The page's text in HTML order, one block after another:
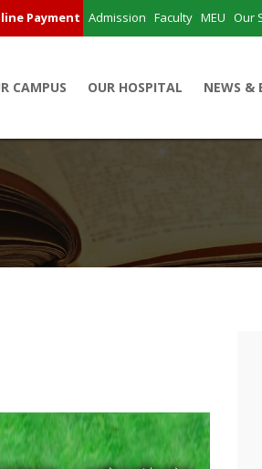
Payment Admission Faculty MEU Our
CAMPUS OUR HOSPITAL NEWS &